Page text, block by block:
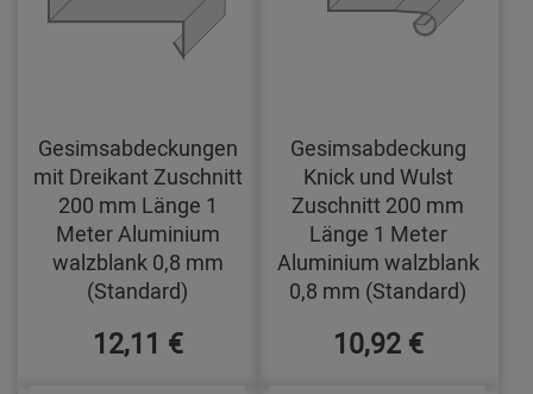
Gesimsabdeckungen
mit Dreikant Zuschnitt
200 mm Länge 1
Meter Aluminium
walzblank 0,8 mm
(Standard)
12,11 €
Gesimsabdeckung
Knick und Wulst
Zuschnitt 200 mm
Länge 1 Meter
Aluminium walzblank
0,8 mm (Standard)
10,92 €